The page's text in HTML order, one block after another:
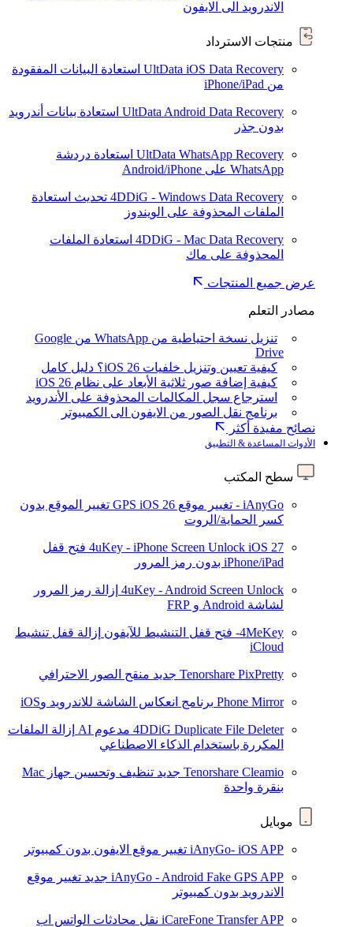
الاندرويد الى الايفون
منتجات الاسترداد
UltData iOS Data Recovery استعادة البيانات المفقودة
من iPhone/iPad
UltData Android Data Recovery استعادة بيانات أندرويد
بدون جذر
UltData WhatsApp Recovery استعادة دردشة
WhatsApp على Android/iPhone
4DDiG - Windows Data Recovery تحديث استعادة
الملفات المحذوفة على الويندوز
4DDiG - Mac Data Recovery استعادة الملفات
المحذوفة على ماك
عرض جميع المنتجات
مصادر التعلم
تنزيل نسخة احتياطية من WhatsApp من Google
Drive
كيفية تعيين وتنزيل خلفيات iOS 26؟ دليل كامل
كيفية إضافة صور ثلاثية الأبعاد على نظام iOS 26
استرجاع سجل المكالمات المحذوفة على الأندرويد
برنامج نقل الصور من الايفون الى الكمبيوتر
نصائح مفيدة أكثر
الأدوات المساعدة & التطبيق
سطح المكتب
iAnyGo - تغيير موقع GPS iOS 26
تغيير الموقع بدون
كسر الحماية/الروت
4uKey - iPhone Screen Unlock iOS 27
فتح قفل
iPhone/iPad بدون رمز المرور
4uKey - Android Screen Unlock إزالة رمز المرور
لشاشة Android و FRP
4MeKey- فتح قفل التنشيط للآيفون
إزالة قفل تنشيط
iCloud
Tenorshare PixPretty جديد منقح الصور الاحترافي
Phone Mirror برنامج انعكاس الشاشة للاندرويد وiOS
4DDiG Duplicate File Deleter مدعوم AI
إزالة الملفات
المكررة باستخدام الذكاء الاصطناعي
Tenorshare Cleamio جديد
تنظيف وتحسين جهاز Mac
بنقرة واحدة
موبايل
iAnyGo- iOS APP تغيير موقع الايفون بدون كمبيوتر
iAnyGo - Android Fake GPS APP جديد تغيير موقع
الاندرويد بدون كمبيوتر
iCareFone Transfer APP نقل محادثات الواتس اب